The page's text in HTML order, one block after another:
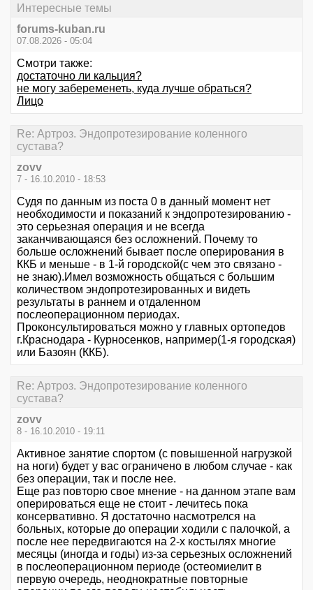
Интересные темы
forums-kuban.ru
07.08.2026 - 05:04
Смотри также:
достаточно ли кальция?
не могу забеременеть, куда лучше обраться?
Лицо
Re: Артроз. Эндопротезирование коленного
сустава?
zovv
7 - 16.10.2010 - 18:53
Судя по данным из поста 0 в данный момент нет
необходимости и показаний к эндопротезированию -
это серьезная операция и не всегда
заканчивающаяся без осложнений. Почему то
больше осложнений бывает после оперирования в
ККБ и меньше - в 1-й городской(с чем это связано -
не знаю).Имел возможность общаться с большим
количеством эндопротезированных и видеть
результаты в раннем и отдаленном
послеоперационном периодах.
Проконсультироваться можно у главных ортопедов
г.Краснодара - Курносенков, например(1-я городская)
или Базоян (ККБ).
Re: Артроз. Эндопротезирование коленного
сустава?
zovv
8 - 16.10.2010 - 19:11
Активное занятие спортом (с повышенной нагрузкой
на ноги) будет у вас ограничено в любом случае - как
без операции, так и после нее.
Еще раз повторю свое мнение - на данном этапе вам
оперироваться еще не стоит - лечитесь пока
консервативно. Я достаточно насмотрелся на
больных, которые до операции ходили с палочкой, а
после нее передвигаются на 2-х костылях многие
месяцы (иногда и годы) из-за серьезных осложнений
в послеоперационном периоде (остеомиелит в
первую очередь, неоднократные повторные